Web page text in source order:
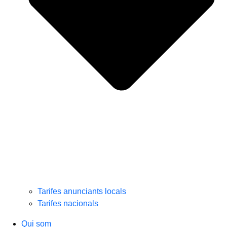
Tarifes anunciants locals
Tarifes nacionals
Qui som